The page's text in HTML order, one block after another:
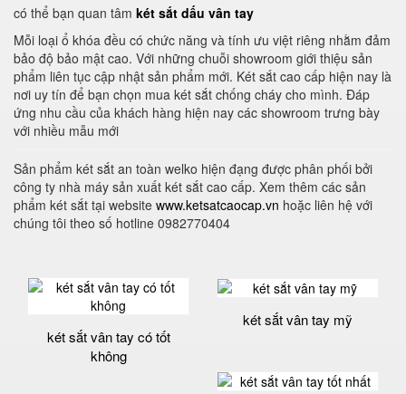
có thể bạn quan tâm két sắt dấu vân tay
Mỗi loại ổ khóa đều có chức năng và tính ưu việt riêng nhằm đảm
bảo độ bảo mật cao. Với những chuỗi showroom giới thiệu sản
phẩm liên tục cập nhật sản phẩm mới. Két sắt cao cấp hiện nay là
nơi uy tín để bạn chọn mua két sắt chống cháy cho mình. Đáp
ứng nhu cầu của khách hàng hiện nay các showroom trưng bày
với nhiều mẫu mới
Sản phẩm két sắt an toàn welko hiện đạng được phân phối bởi
công ty nhà máy sản xuất két sắt cao cấp. Xem thêm các sản
phẩm két sắt tại website www.ketsatcaocap.vn hoặc liên hệ với
chúng tôi theo số hotline 0982770404
két sắt vân tay có tốt
không
két sắt vân tay mỹ